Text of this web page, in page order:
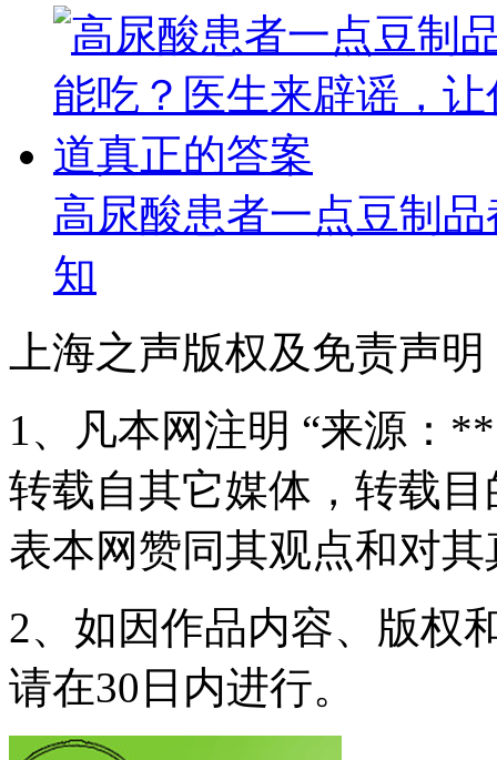
高尿酸患者一点豆制
知
上海之声版权及免责声明
1、凡本网注明 “来源：
转载自其它媒体，转载
表本网赞同其观点和对
2、如因作品内容、版权
请在30日内进行。